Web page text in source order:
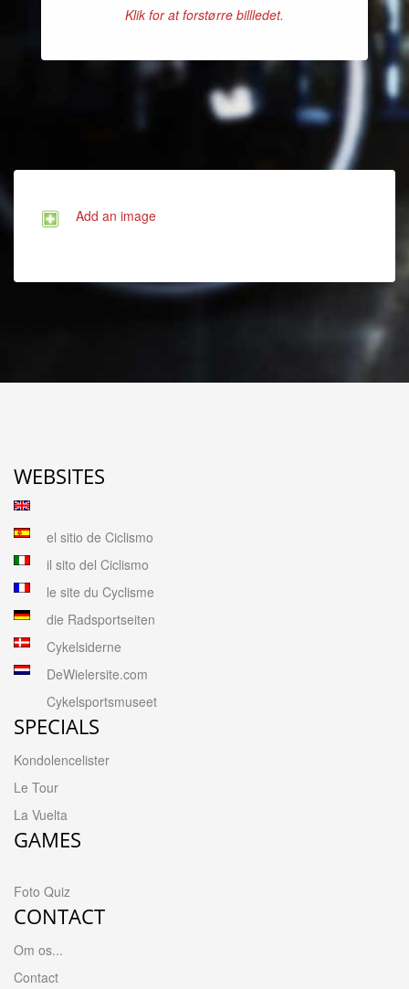
Klik for at forstørre billledet.
Add an image
WEBSITES
el sitio de Ciclismo
il sito del Ciclismo
le site du Cyclisme
die Radsportseiten
Cykelsiderne
DeWielersite.com
Cykelsportsmuseet
SPECIALS
Kondolencelister
Le Tour
La Vuelta
GAMES
Foto Quiz
CONTACT
Om os...
Contact